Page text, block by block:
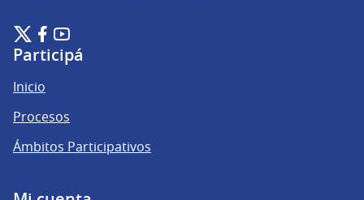
Plataforma de Participación Ciudadana Digital en X
(Enlace externo)
Plataforma de Participación Ciudadana Digital en Facebook
(Enlace externo)
Plataforma de Participación Ciudadana Digital en
(Enlace externo)
Participá
Inicio
Procesos
Ámbitos Participativos